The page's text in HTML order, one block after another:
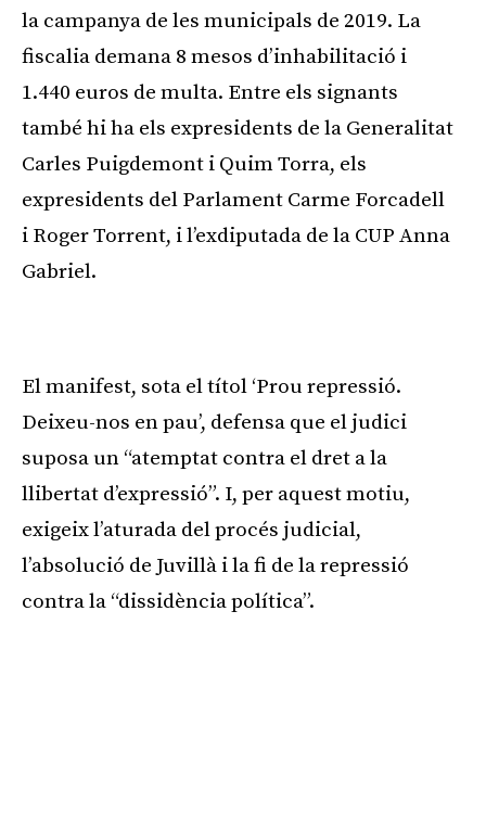
la campanya de les municipals de 2019. La
fiscalia demana 8 mesos d’inhabilitació i
1.440 euros de multa. Entre els signants
també hi ha els expresidents de la Generalitat
Carles Puigdemont i Quim Torra, els
expresidents del Parlament Carme Forcadell
i Roger Torrent, i l’exdiputada de la CUP Anna
Gabriel.
El manifest, sota el títol ‘Prou repressió.
Deixeu-nos en pau’, defensa que el judici
suposa un “atemptat contra el dret a la
llibertat d’expressió”. I, per aquest motiu,
exigeix l’aturada del procés judicial,
l’absolució de Juvillà i la fi de la repressió
contra la “dissidència política”.